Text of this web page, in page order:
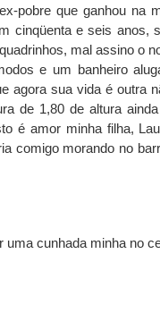
pobre que ganhou na
cinqüenta e seis anos,
mal assino o
e um banheiro
agora sua vida é outra
de 1,80 de altura
é amor minha filha,
comigo morando no
cunhada minha no